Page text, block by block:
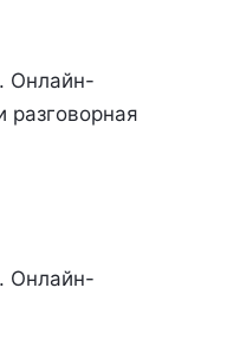
Онлайн-
разговорная
Онлайн-